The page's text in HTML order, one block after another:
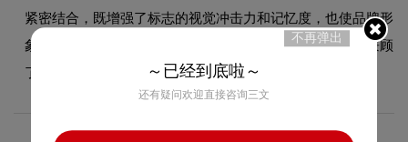
紧密结合，既增强了标志的视觉冲击力和记忆度，也使品牌形
象更加鲜明突出。整体设计在保持极简现代风格的同时，兼顾
了在不同应用场景下的适应性和可识别性。
不再弹出
～已经到底啦～
还有疑问欢迎直接咨询三文